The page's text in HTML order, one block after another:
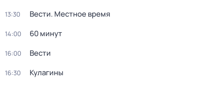
13:30 Вести. Местное время
14:00 60 минут
16:00 Вести
16:30 Кулагины